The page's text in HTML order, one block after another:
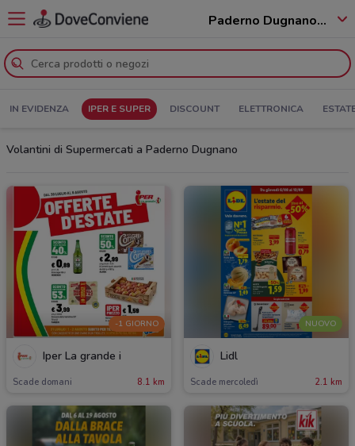
Paderno Dugnano - 20030
IN EVIDENZA IPER E SUPER DISCOUNT ELETTRONICA
Volantini di Supermercati a Paderno Dugnano
-1 GIORNO
Iper La grande i
Scade domani 8.1 km
NUOVO
Lidl
Scade mercoledì 2.1 km